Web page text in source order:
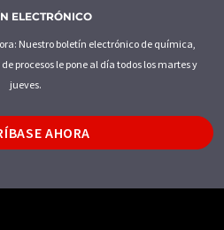
ELECTRÓNICO
Nuestro boletín electrónico de química,
procesos le pone al día todos los martes y
jueves.
AHORA